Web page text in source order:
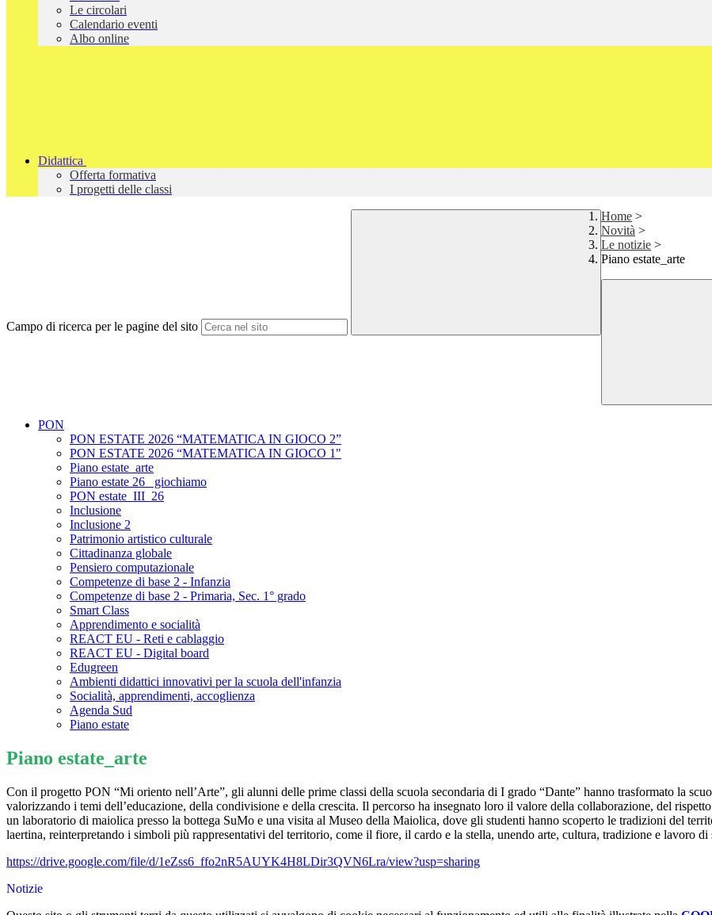
Le circolari
Calendario eventi
Albo online
Didattica
Offerta formativa
I progetti delle classi
Campo di ricerca per le pagine del sito
Home >
Novità >
Le notizie >
Piano estate_arte
PON
PON ESTATE 2026 “MATEMATICA IN GIOCO 2”
PON ESTATE 2026 “MATEMATICA IN GIOCO 1"
Piano estate_arte
Piano estate 26_ giochiamo
PON estate_III_26
Inclusione
Inclusione 2
Patrimonio artistico culturale
Cittadinanza globale
Pensiero computazionale
Competenze di base 2 - Infanzia
Competenze di base 2 - Primaria, Sec. 1° grado
Smart Class
Apprendimento e socialità
REACT EU - Reti e cablaggio
REACT EU - Digital board
Edugreen
Ambienti didattici innovativi per la scuola dell'infanzia
Socialità, apprendimenti, accoglienza
Agenda Sud
Piano estate
Piano estate_arte
Con il progetto PON “Mi oriento nell’Arte”, gli alunni delle prime classi della scuola secondaria di I grado “Dante” hanno trasformato la
valorizzando i temi dell’educazione, della condivisione e della crescita. Il percorso ha insegnato loro il valore della collaborazione, del
un laboratorio di maiolica presso la bottega SuMo e una visita al Museo della Maiolica, dove gli studenti hanno scoperto le tradizioni del
laertina, reinterpretando i simboli più rappresentativi del territorio, come il fiore, il cardo e la stella, unendo arte, cultura, tradizione e lavoro di
https://drive.google.com/file/d/1eZss6_ffo2nR5AUYK4H8LDir3QVN6Lra/view?usp=sharing
Notizie